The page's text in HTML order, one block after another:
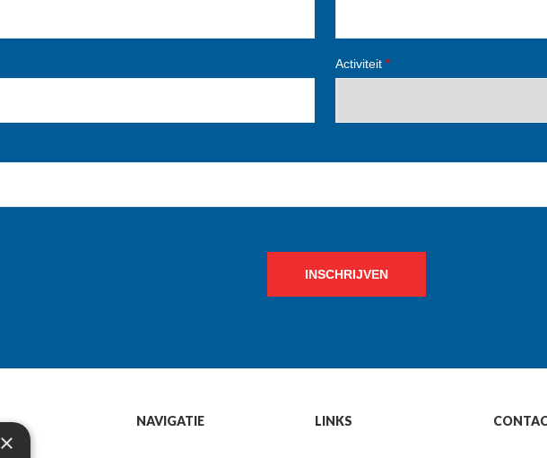
Activiteit*
INSCHRIJVEN
NAVIGATIE LINKS
×